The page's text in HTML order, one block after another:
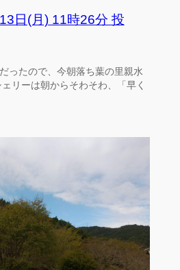
日(月) 11時26分 投
ったので、今朝落ち葉の里親水
リーは朝からそわそわ、「早く